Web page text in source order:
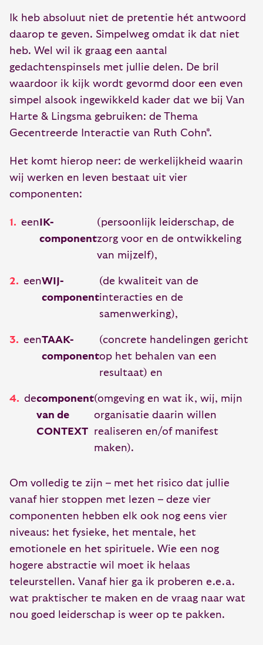
Ik heb absoluut niet de pretentie hét antwoord
daarop te geven. Simpelweg omdat ik dat niet
heb. Wel wil ik graag een aantal
gedachtenspinsels met jullie delen. De bril
waardoor ik kijk wordt gevormd door een even
simpel alsook ingewikkeld kader dat we bij Van
Harte & Lingsma gebruiken: de Thema
Gecentreerde Interactie van Ruth Cohn*.
Het komt hierop neer: de werkelijkheid waarin
wij werken en leven bestaat uit vier
componenten:
eenIK-
component
(persoonlijk leiderschap, de
zorg voor en de ontwikkeling
van mijzelf),
eenWIJ-
component
(de kwaliteit van de
interacties en de
samenwerking),
eenTAAK-
component
(concrete handelingen gericht
op het behalen van een
resultaat) en
decomponent
van de
CONTEXT
(omgeving en wat ik, wij, mijn
organisatie daarin willen
realiseren en/of manifest
maken).
Om volledig te zijn – met het risico dat jullie
vanaf hier stoppen met lezen – deze vier
componenten hebben elk ook nog eens vier
niveaus: het fysieke, het mentale, het
emotionele en het spirituele. Wie een nog
hogere abstractie wil moet ik helaas
teleurstellen. Vanaf hier ga ik proberen e.e.a.
wat praktischer te maken en de vraag naar wat
nou goed leiderschap is weer op te pakken.